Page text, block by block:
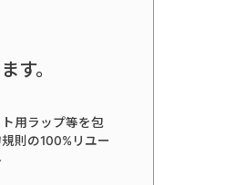
す。
用ラップ等を包
則の100%リユー